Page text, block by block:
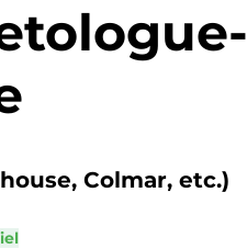
Colmar, etc.)